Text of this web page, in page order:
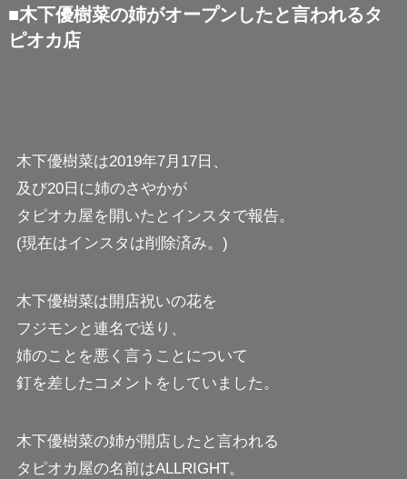
■木下優樹菜の姉がオープンしたと言われるタ
ピオカ店
木下優樹菜は2019年7月17日、
及び20日に姉のさやかが
タピオカ屋を開いたとインスタで報告。
(現在はインスタは削除済み。)
木下優樹菜は開店祝いの花を
フジモンと連名で送り、
姉のことを悪く言うことについて
釘を差したコメントをしていました。
木下優樹菜の姉が開店したと言われる
タピオカ屋の名前はALLRIGHT。